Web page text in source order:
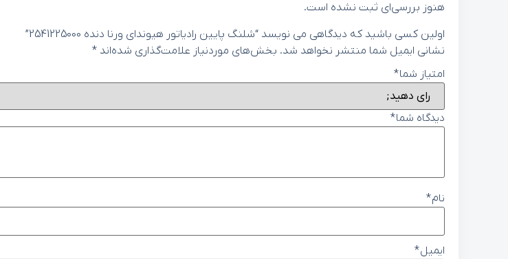
هنوز بررسی‌ای ثبت نشده است.
اولین کسی باشید که دیدگاهی می نویسد “شلنگ پایین رادیاتور هیوندای ورنا دنده 2541225000”
نشانی ایمیل شما منتشر نخواهد شد. بخش‌های موردنیاز علامت‌گذاری شده‌اند *
امتیاز شما*
دیدگاه شما*
نام*
ایمیل*